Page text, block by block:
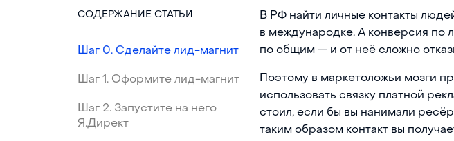
СОДЕРЖАНИЕ СТАТЬИ
Шаг 0. Сделайте лид-магнит
Шаг 1. Оформите лид-магнит
Шаг 2. Запустите на него
Я.Директ
В РФ найти личные контакты
в международке. А конверсия по
по общим — и от неё сложно
Поэтому в маркетоложьи мозги
использовать связку платной
стоил, если бы вы нанимали
таким образом контакт вы